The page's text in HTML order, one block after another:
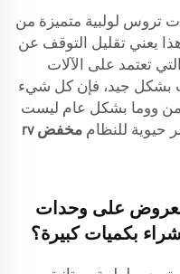
تروس لولبية متميزة من
يعني تقليل التوقف عن
تعتمد على الآلات
بشكل جيد، فإن كل شيء
ووما بشكل عام ليست
للنظام مخفض rv
على وحدات
بكميات كبيرة؟